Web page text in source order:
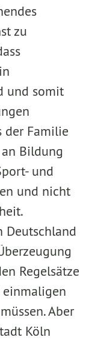
zu
und somit
der Familie
Bildung
und
und nicht
Deutschland
Regelsätze
einmaligen
Aber
Köln